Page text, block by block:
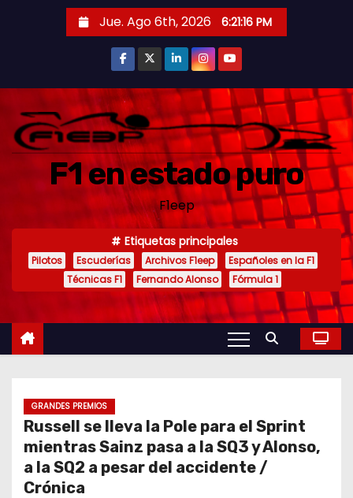
i
Jue. Ago 6th, 2026 6:21:17 PM
F1 en estado puro
F1eep
Etiquetas principales
Pilotos Escuderías Archivos F1eep
Españoles en la F1
Técnicas F1
Fernando Alonso Fórmula 1
GRANDES PREMIOS
Russell se lleva la Pole para el Sprint
mientras Sainz pasa a la SQ3 y Alonso,
a la SQ2 a pesar del accidente /
Crónica